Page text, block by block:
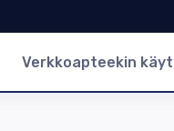
Verkkoapteekin